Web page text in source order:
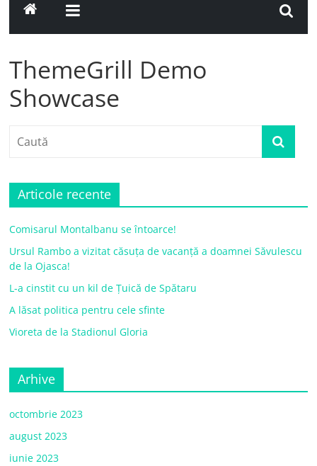
ThemeGrill Demo
Showcase
Articole recente
Comisarul Montalbanu se întoarce!
Ursul Rambo a vizitat căsuța de vacanță a doamnei Săvulescu
de la Ojasca!
L-a cinstit cu un kil de Țuică de Spătaru
A lăsat politica pentru cele sfinte
Vioreta de la Stadionul Gloria
Arhive
octombrie 2023
august 2023
iunie 2023